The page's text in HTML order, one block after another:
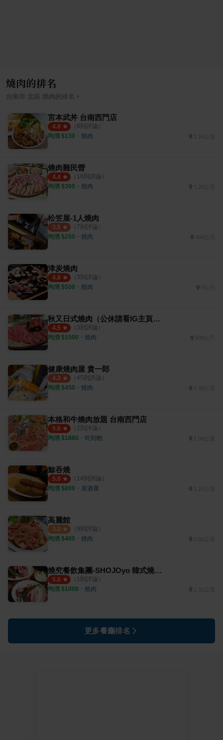
燒肉的排名
台南市 北區 燒肉的排名 ›
宮本武丼 台南西門店
4.8 （ 8則評論）
均消 $130 ・ 燒肉
燒肉難民營
4.4 （ 18則評論）
均消 $300 ・ 燒肉
松笠屋-1人燒肉
3.5 （ 7則評論）
均消 $250 ・ 燒肉 404公尺
津炭燒肉
4.8 （ 3則評論）
均消 $500 ・ 燒肉
秋又日式燒肉（公休請看IG主頁資料）
4.5 （ 3則評論）
均消 $1500 ・ 燒肉
健康燒肉屋 貴一郎
4.3 （ 45則評論）
均消 $450 ・ 燒肉 2.48公里
本格和牛燒肉放題 台南西門店
5.0 （ 2則評論）
均消 $1880 ・ 吃到飽
鯨吞燒
5.0 （ 14則評論）
均消 $800 ・ 居酒屋 1.15公里
高麗館
3.0 （ 9則評論）
均消 $400 ・ 燒肉
燒究餐飲集團-SHOJOyo 韓式燒肉專門店
5.0 （ 1則評論）
均消 $1000 ・ 燒肉
更多餐廳排名